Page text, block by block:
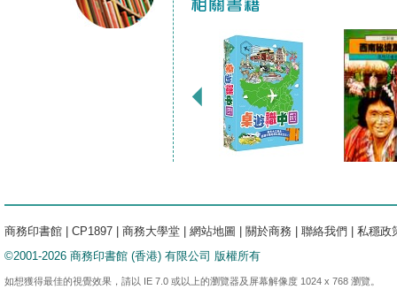
商務印書館 CP1897 商務大學堂 網站地圖 關於商務 聯絡我們
私穩政
©2001-2026 商務印書館 (香港) 有限公司 版權所有
如想獲得最佳的視覺效果，請以 IE 7.0 或以上的瀏覽器及屏幕解像度 1024 x 768 瀏覽。